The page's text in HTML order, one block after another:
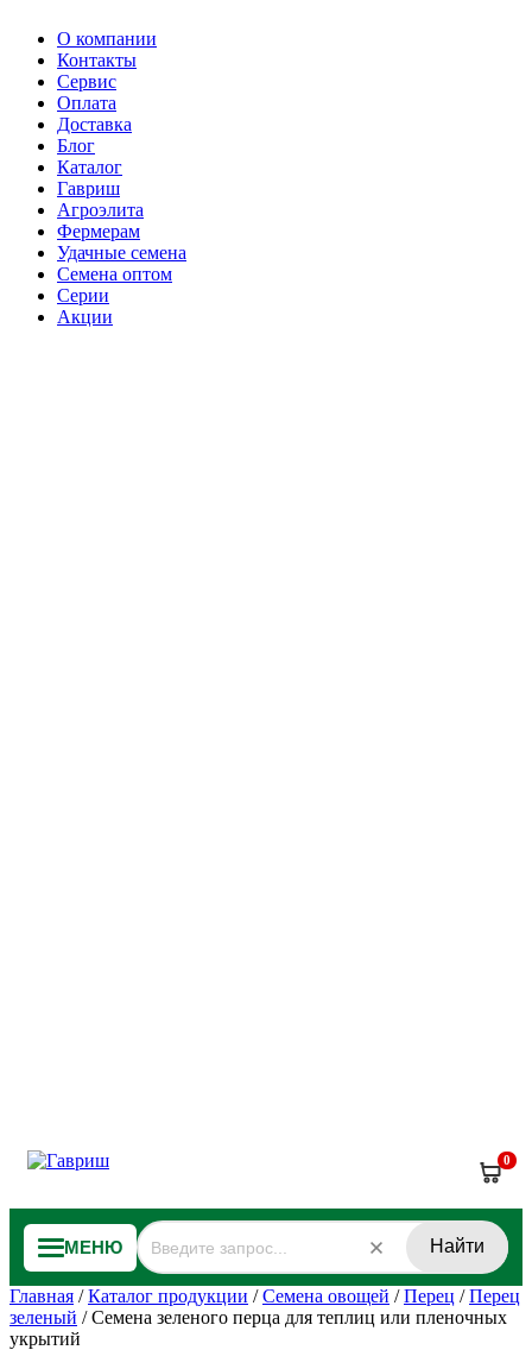
О компании
Контакты
Сервис
Оплата
Доставка
Блог
Каталог
Гавриш
Агроэлита
Фермерам
Удачные семена
Семена оптом
Серии
Акции
0
МЕНЮ Найти
Главная /Каталог продукции /Семена овощей /Перец /Перец
зеленый /Семена зеленого перца для теплиц или пленочных
укрытий